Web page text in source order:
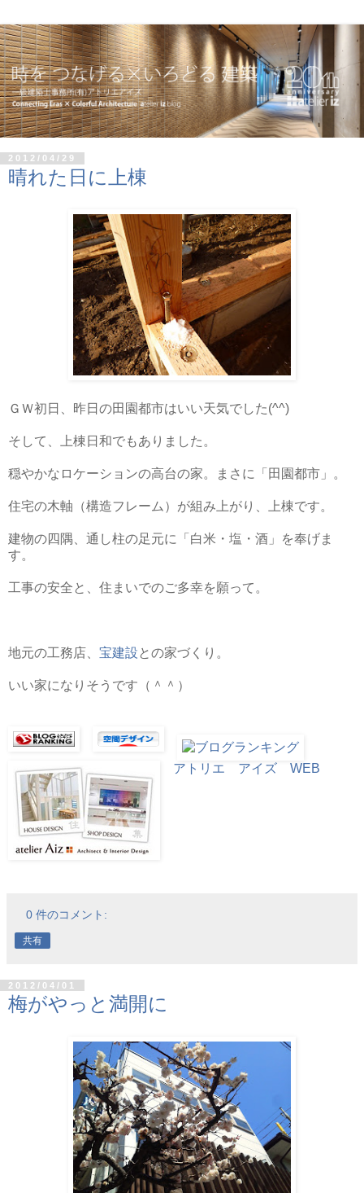
2012/04/29
晴れた日に上棟
ＧＷ初日、昨日の田園都市はいい天気でした(^^)
そして、上棟日和でもありました。
穏やかなロケーションの高台の家。まさに「田園都市」。
住宅の木軸（構造フレーム）が組み上がり、上棟です。
建物の四隅、通し柱の足元に「白米・塩・酒」を奉げま
す。
工事の安全と、住まいでのご多幸を願って。
地元の工務店、 宝建設 との家づくり。
いい家になりそうです（＾＾）
アトリエ アイズ WEB
0 件のコメント:
共有
2012/04/01
梅がやっと満開に